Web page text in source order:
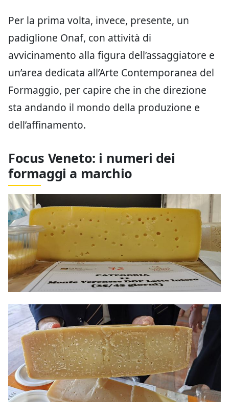
Tre gliitinerari pensati per valorizzare le
Caseus Italiae e Caseus Mundi. Il primo è il
percorso riservato ai produttori regionali che
hanno anche la possibilità di partecipare al
Concorso Regionale Caseus Veneti; Caseus
Italie è il percorso riservato ai produttori di
tutta Italia: quest’anno particolare attenzione
è stata dedicata a Puglia, Piemonte, alle
produzioni di montagne e a quelle
si amplia e si rivolge ai formaggi stranieri:
quest’anno Bulgaria, Ungheria, Slovacchia e
Polonia ma soprattutto Grecia, con
degustazioni delle Dop Manouri, Feta e
Metsovone. Ormai consolidati il mercato dei
prodotti tipici, dei caseifici e delle PPL (piccole